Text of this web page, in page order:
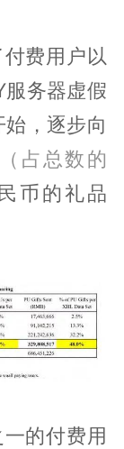
费用户以
服务器虚假
，逐步向
（占总数的
币的礼品
的付费用